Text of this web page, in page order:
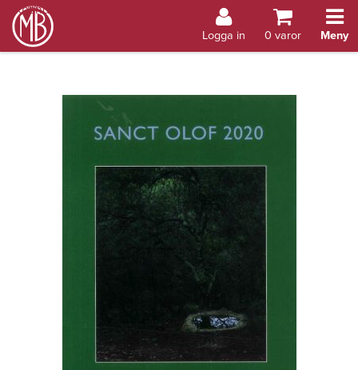
Åland
Logga in 0 varor Meny